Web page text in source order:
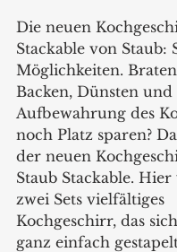
Die neuen
Stackable von Staub:
Möglichkeiten.
Backen, Dünsten
Aufbewahrung des
noch Platz sparen?
der neuen
Staub Stackable.
zwei Sets vielfältiges
Kochgeschirr, das
ganz einfach